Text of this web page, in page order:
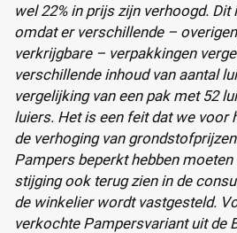
wel 22% in prijs zijn verhoogd.
omdat er verschillende –
verkrijgbare – verpakkingen
verschillende inhoud van aantal
vergelijking van een pak met 52
luiers. Het is een feit dat we voor
de verhoging van
Pampers beperkt hebben
stijging ook terug zien in de
de winkelier wordt vastgesteld.
verkochte Pampersvariant uit de